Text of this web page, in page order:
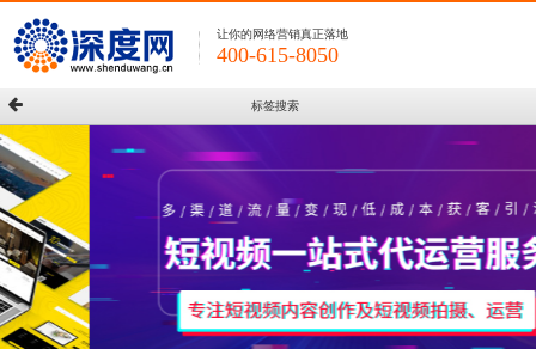
让你的网络营销真正落地
400-615-8050
标签搜索